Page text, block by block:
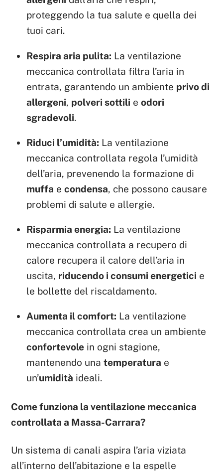
proteggendo la tua salute e quella dei
tuoi cari.
Respira aria pulita: La ventilazione
meccanica controllata filtra l’aria in
entrata, garantendo un ambiente privo di
allergeni, polveri sottili eodori
sgradevoli.
Riduci l’umidità: La ventilazione
meccanica controllata regola l’umidità
dell’aria, prevenendo la formazione di
muffa econdensa, che possono causare
problemi di salute e allergie.
Risparmia energia: La ventilazione
meccanica controllata a recupero di
calore recupera il calore dell’aria in
uscita, riducendo i consumi energetici e
le bollette del riscaldamento.
Aumenta il comfort: La ventilazione
meccanica controllata crea un ambiente
confortevole in ogni stagione,
mantenendo unatemperatura e
un’umidità ideali.
Come funziona la ventilazione meccanica
controllata a Massa-Carrara?
Un sistema di canali aspira l’aria viziata
all’interno dell’abitazione e la espelle